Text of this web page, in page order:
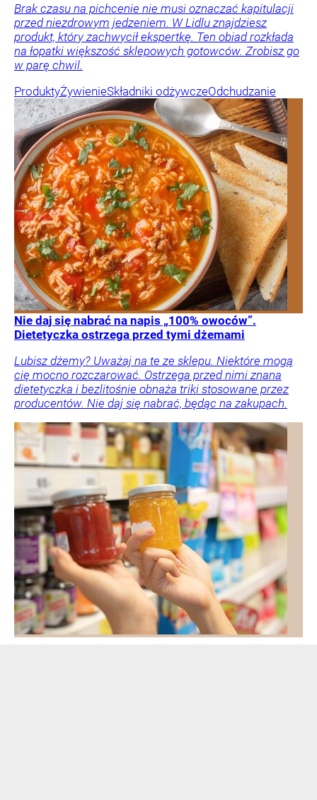
Brak czasu na pichcenie nie musi oznaczać kapitulacji
przed niezdrowym jedzeniem. W Lidlu znajdziesz
produkt, który zachwycił ekspertkę. Ten obiad rozkłada
na łopatki większość sklepowych gotowców. Zrobisz go
w parę chwil.
ProduktyŻywienieSkładniki odżywczeOdchudzanie
Nie daj się nabrać na napis „100% owoców”.
Dietetyczka ostrzega przed tymi dżemami
Lubisz dżemy? Uważaj na te ze sklepu. Niektóre mogą
cię mocno rozczarować. Ostrzega przed nimi znana
dietetyczka i bezlitośnie obnaża triki stosowane przez
producentów. Nie daj się nabrać, będąc na zakupach.